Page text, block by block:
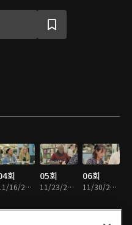
들이 '아르바이트생'으로 참여
회
11/16/2023 • 1시간 34분
05회
11/23/2023 • 1시간 36분
06회
11/30/2023 • 1시간 38분